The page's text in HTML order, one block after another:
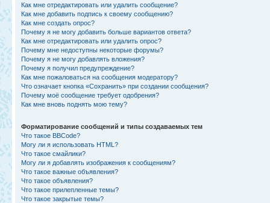
Как мне отредактировать или удалить сообщение?
Как мне добавить подпись к своему сообщению?
Как мне создать опрос?
Почему я не могу добавить больше вариантов ответа?
Как мне отредактировать или удалить опрос?
Почему мне недоступны некоторые форумы?
Почему я не могу добавлять вложения?
Почему я получил предупреждение?
Как мне пожаловаться на сообщения модератору?
Что означает кнопка «Сохранить» при создании сообщения?
Почему моё сообщение требует одобрения?
Как мне вновь поднять мою тему?
Форматирование сообщений и типы создаваемых тем
Что такое BBCode?
Могу ли я использовать HTML?
Что такое смайлики?
Могу ли я добавлять изображения к сообщениям?
Что такое важные объявления?
Что такое объявления?
Что такое прилепленные темы?
Что такое закрытые темы?